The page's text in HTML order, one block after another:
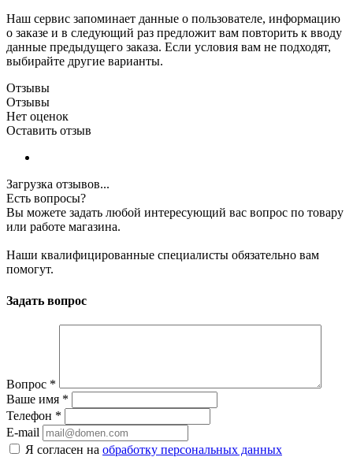
Наш сервис запоминает данные о пользователе, информацию
о заказе и в следующий раз предложит вам повторить к вводу
данные предыдущего заказа. Если условия вам не подходят,
выбирайте другие варианты.
Отзывы
Отзывы
Нет оценок
Оставить отзыв
Загрузка отзывов...
Есть вопросы?
Вы можете задать любой интересующий вас вопрос по товару
или работе магазина.
Наши квалифицированные специалисты обязательно вам
помогут.
Задать вопрос
Вопрос *
Ваше имя *
Телефон *
E-mail
Я согласен на обработку персональных данных